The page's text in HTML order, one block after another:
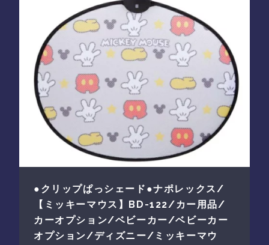
●クリップぱっシェード●ナポレックス/
【ミッキーマウス】BD-122/カー用品/
カーオプション/ベビーカー/ベビーカー
オプション/ディズニー/ミッキーマウ